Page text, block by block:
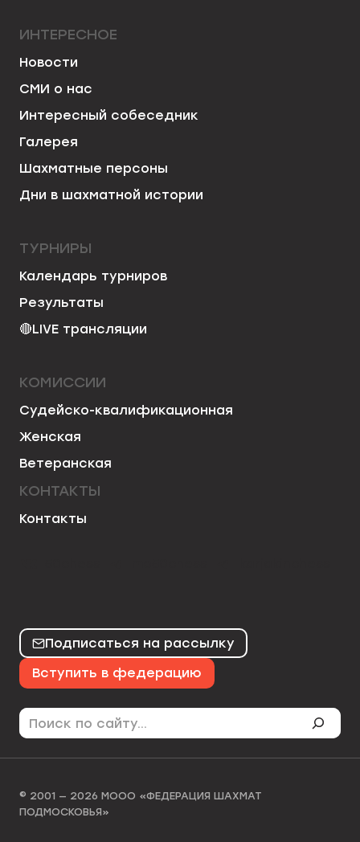
ИНТЕРЕСНОЕ
Новости
СМИ о нас
Интересный собеседник
Галерея
Шахматные персоны
Дни в шахматной истории
ТУРНИРЫ
Календарь турниров
Результаты
🔴LIVE трансляции
КОМИССИИ
Судейско-квалификационная
Женская
Ветеранская
КОНТАКТЫ
Контакты
Подписаться на рассылку
Вступить в федерацию
Поиск
© 2001 — 2026 МООО «ФЕДЕРАЦИЯ ШАХМАТ
ПОДМОСКОВЬЯ»